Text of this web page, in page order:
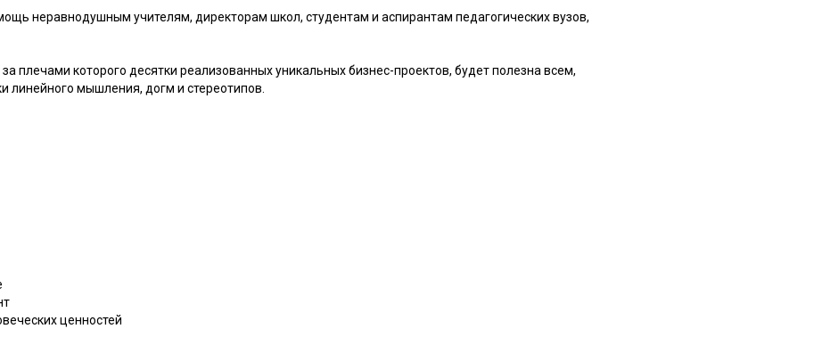
неравнодушным учителям, директорам школ, студентам и аспирантам педагогических вузов,
плечами которого десятки реализованных уникальных бизнес-проектов, будет полезна всем,
линейного мышления, догм и стереотипов.
ценностей